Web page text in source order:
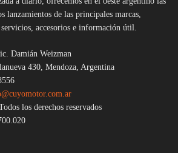
lanzamientos de las principales marcas,
accesorios e información útil.
Damián Weizman
430, Mendoza, Argentina
los derechos reservados